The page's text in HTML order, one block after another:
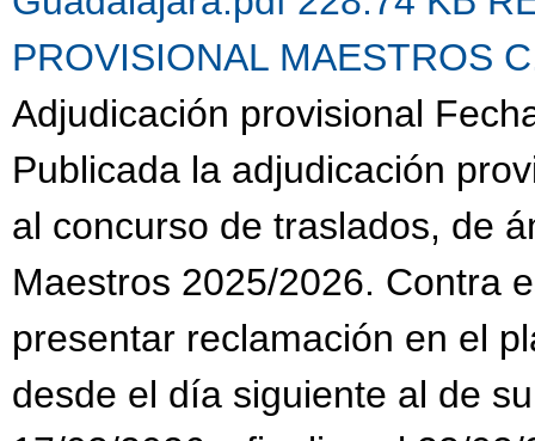
PROVISIONAL MAESTROS
Adjudicación provisional
Publicada la adjudicación
al concurso de traslados, de
Maestros 2025/2026. Contra
presentar reclamación en el
desde el día siguiente al de